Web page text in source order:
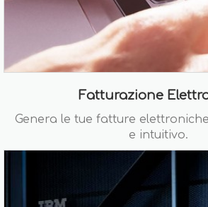
Fatturazione
Genera le tue fatture
e intuitivo.